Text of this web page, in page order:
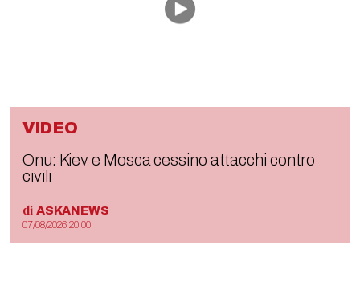
VIDEO
Onu: Kiev e Mosca cessino attacchi contro
civili
di ASKANEWS
07/08/2026 20:00